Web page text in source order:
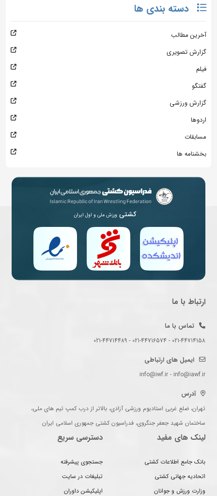
دسته بندی ها
آخرین مطالب
گزارش تصویری
فیلم
گفتگو
گزارش ورزشی
اردوها
مسابقات
بخشنامه ها
کشتی ورزش ملی و اول ایران
ارتباط با ما
تماس با ما
021-44714158 - 021-44716574 - 021-44714489
ایمیل های ارتباطی
info@iwf.ir - info@iawf.ir
آدرس
تهران، ضلع غربی استادیوم ورزشی آزادی، بالاتر از درب کمپ تیم های ملی،
ساختمان شهید جعفر جنگروی، فدراسیون کشتی جمهوری اسلامی ایران
لینک های مفید
بانک جامع اطلاعات کشتی
اتحادیه جهانی کشتی
وزارت ورزش و جوانان
دسترسی سریع
جستجوی پیشرفته
تبلیغات در سایت
اپلیکیشن داوران